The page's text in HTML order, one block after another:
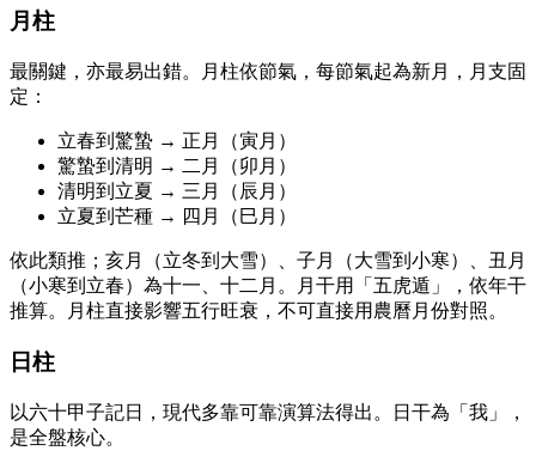
月柱
最關鍵，亦最易出錯。月柱依節氣，每節氣起為新月，月支固
定：
立春到驚蟄 → 正月（寅月）
驚蟄到清明 → 二月（卯月）
清明到立夏 → 三月（辰月）
立夏到芒種 → 四月（巳月）
依此類推；亥月（立冬到大雪）、子月（大雪到小寒）、丑月
（小寒到立春）為十一、十二月。月干用「五虎遁」，依年干
推算。月柱直接影響五行旺衰，不可直接用農曆月份對照。
日柱
以六十甲子記日，現代多靠可靠演算法得出。日干為「我」，
是全盤核心。